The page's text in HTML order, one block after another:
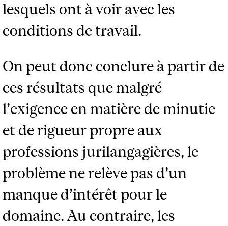
lesquels ont à voir avec les
conditions de travail.
On peut donc conclure à partir de
ces résultats que malgré
l’exigence en matière de minutie
et de rigueur propre aux
professions jurilangagières, le
problème ne relève pas d’un
manque d’intérêt pour le
domaine. Au contraire, les